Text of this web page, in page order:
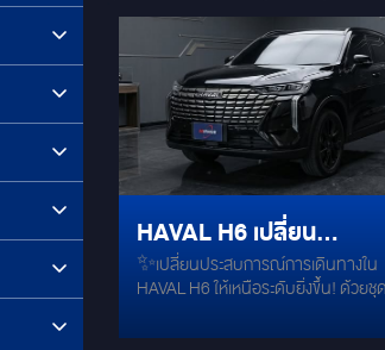
ได้อย่างสมบูรณ์แบบ มอบเนื้อเสียงที่ส
รายละเอียดชัดใส และเบสที่ทรงพลัง โด
กระทบระบบไฟฟ้าเดิมของโรงงานครับ
ลำโพงตรงรุ่นหน้า-หลัง MERCURY M-
H6.2: ลำโพงแยกชิ้น (Component
Speaker) จากซีรีส์ Compatible Series
ดีไซน์มาเพื่อรถ HAVAL H6 และ HAVAL
JOLION โดยเฉพาะ ถ่ายทอดรายละเอียด
เคลียร์ และมีมิติเวทีเสียงที่กว้างขวางเป็น
ธรรมชาติ ซับบ็อกซ์มหัศจรรย์ Mercury
DSP 8.4 HD: ยกระดับมิติเสียงให้สมบู
แบบขั้นสุดด้วยซับบ็อกซ์ที่มี Digital
HAVAL H6 เปลี่ยน
ประสบการณ์การเดินทางให้
✨เปลี่ยนประสบการณ์การเดินทางใน
HAVAL H6 ให้เหนือระดับยิ่งขึ้น! ด้วย
เสียงระดับมืออาชีพโดยเฉพาะ